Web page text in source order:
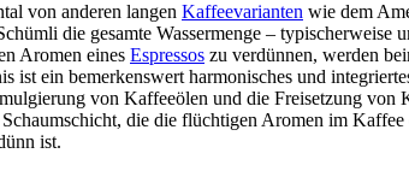
von anderen langen Kaffeevarianten wie dem
die gesamte Wassermenge – typischerweise
Aromen eines Espressos zu verdünnen, werden
ein bemerkenswert harmonisches und
von Kaffeeölen und die Freisetzung
die die flüchtigen Aromen im
ist.